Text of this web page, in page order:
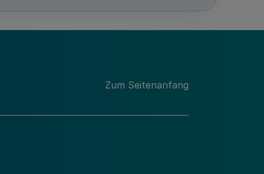
des Landes Nordrhein-
Zum Seitenanfang